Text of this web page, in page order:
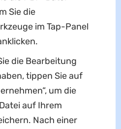
Sie die
im Tap-Panel
die Bearbeitung
tippen Sie auf
um die
auf Ihrem
Nach einer